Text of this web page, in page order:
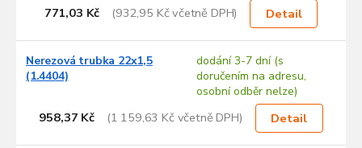
771,03 Kč (932,95 Kč včetně DPH) Detail
Nerezová trubka 22x1,5
(1.4404)
dodání 3-7 dní (s
doručením na adresu,
osobní odběr nelze)
958,37 Kč (1 159,63 Kč včetně DPH) Detail